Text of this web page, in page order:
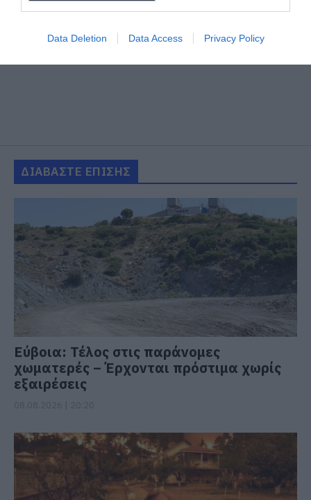
Data Deletion Data Access Privacy Policy
ΔΙΑΒΑΣΤΕ ΕΠΙΣΗΣ
Εύβοια: Τέλος στις παράνομες
χωματερές – Έρχονται πρόστιμα χωρίς
εξαιρέσεις